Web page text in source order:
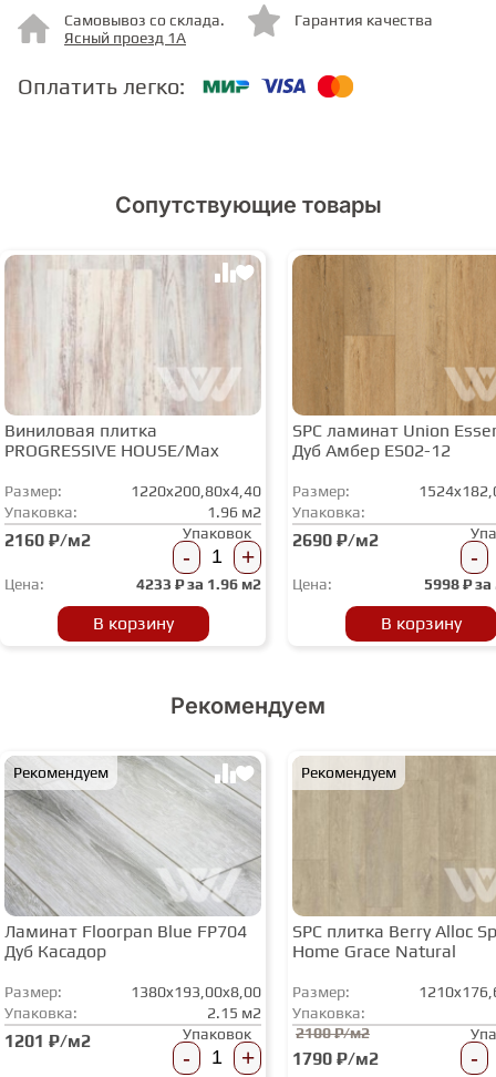
ФАНЕРА
МИНЕРАЛЬНО-КАМЕННЫЙ
ЛАМИНАТ MSPC
ЛАМИНАТ SWF
Самовывоз со склада.
Ясный проезд 1А
Гарантия качества
Оплатить легко:
Сопутствующие товары
Виниловая плитка
PROGRESSIVE HOUSE/Max
Размер:
1220x200,80x4,40
Упаковка:
1.96 м2
2160 ₽/м2 Упаковок
- +
Цена: 4233 ₽ за 1.96 м2
В корзину
SPC ламинат Union
Дуб Амбер ES02-12
Размер:
Упаковка:
2690 ₽/м2
-
Цена: 5998₽ за
В корзину
Рекомендуем
Рекомендуем
Ламинат Floorpan Blue FP704
Дуб Касадор
Размер:
1380x193,00x8,00
Упаковка:
2.15 м2
1201 ₽/м2 Упаковок
- +
Рекомендуем
SPC плитка Berry Alloc
Home Grace Natural
Размер:
Упаковка:
2100 ₽/м2
1790 ₽/м2 -